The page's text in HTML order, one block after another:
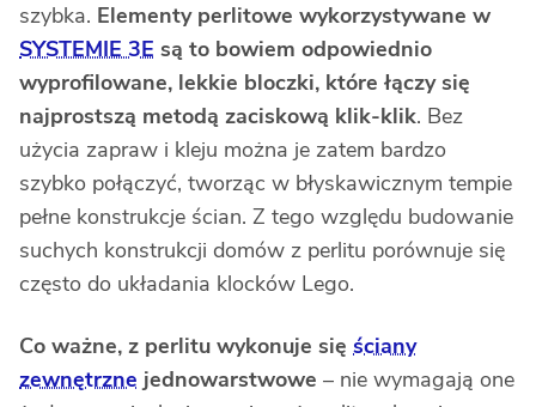
szybka. Elementy perlitowe wykorzystywane w
SYSTEMIE 3E są to bowiem odpowiednio
wyprofilowane, lekkie bloczki, które łączy się
najprostszą metodą zaciskową klik-klik. Bez
użycia zapraw i kleju można je zatem bardzo
szybko połączyć, tworząc w błyskawicznym tempie
pełne konstrukcje ścian. Z tego względu budowanie
suchych konstrukcji domów z perlitu porównuje się
często do układania klocków Lego.
Co ważne, z perlitu wykonuje się ściany
zewnętrzne jednowarstwowe – nie wymagają one